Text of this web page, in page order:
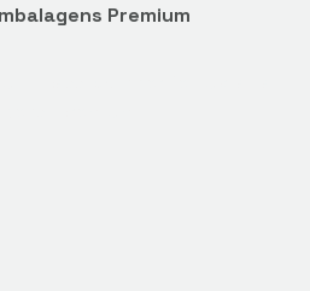
Premium